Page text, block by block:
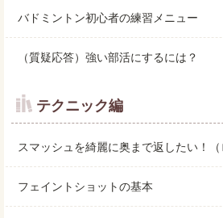
バドミントン初心者の練習メニュー
（質疑応答）強い部活にするには？
テクニック編
スマッシュを綺麗に奥まで返したい！（
フェイントショットの基本